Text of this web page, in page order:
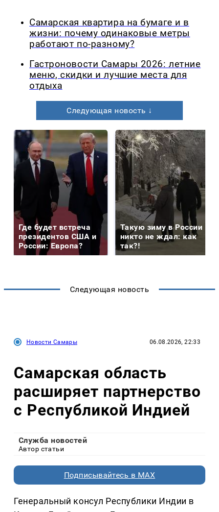
Самарская квартира на бумаге и в
жизни: почему одинаковые метры
работают по-разному?
Гастроновости Самары 2026: летние
меню, скидки и лучшие места для
отдыха
Следующая новость ↓
Где будет встреча
президентов США и
России: Европа?
Такую зиму в России
никто не ждал: как
так?!
Следующая новость
Новости Самары 06.08.2026, 22:33
Самарская область
расширяет партнерство
с Республикой Индией
Служба новостей
Автор статьи
Подписывайтесь в MAX
Генеральный консул Республики Индии в